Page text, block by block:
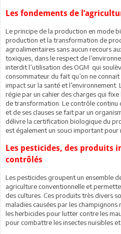
Les fondements de
Le principe de la production en mode
production et la transformation de
agroalimentaires sans aucun recours
toxiques, dans le respect de
interdit l’utilisation des OGM qui
consommateur du fait qu’on ne
impact sur la santé et l’environnement.
régie par un cahier des charges qui
de transformation. Le contrôle continu
et de ses clauses se fait par un
délivre la certification biologique du
est également un souci important pour
Les pesticides, des produits
contrôlés
Les pesticides groupent un ensemble
agriculture conventionnelle et
des cultures. Ces produits très divers
maladies causées par les
les herbicides pour lutter contre les
pour combattre les insectes nuisibles